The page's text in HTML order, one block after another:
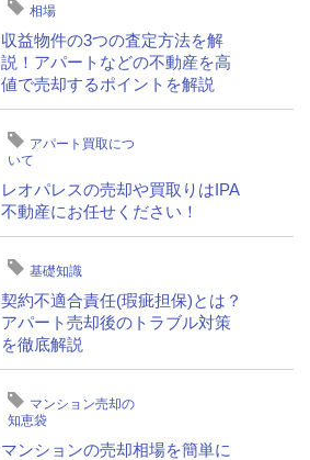
相場
収益物件の3つの査定方法を解
説！アパートなどの不動産を高
値で売却するポイントを解説
アパート買取につ
いて
レオパレスの売却や買取りはIPA
不動産にお任せください！
基礎知識
契約不適合責任(瑕疵担保)とは？
アパート売却後のトラブル対策
を徹底解説
マンション売却の
知恵袋
マンションの売却相場を簡単に